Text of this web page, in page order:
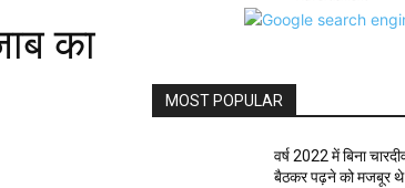
का
MOST POPULAR
वर्ष 2022 में बिना
बैठकर पढ़ने को मजबूर थे 4